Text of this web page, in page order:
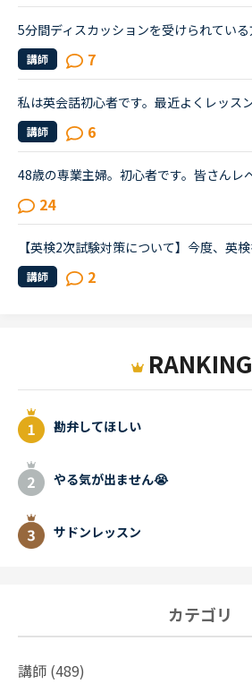
講師 7
講師 6
24
講師 2
RANKING
勘弁してほしい
やる気が出ません😭
サドンレッスン
カテゴリ
講師 (489)